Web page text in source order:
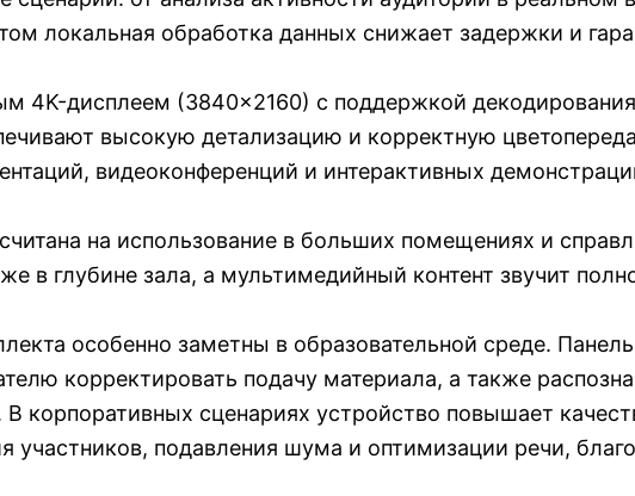
локальная обработка данных снижает задержки и
4K-дисплеем (3840×2160) с поддержкой
высокую детализацию и корректную
видеоконференций и интерактивных
на использование в больших помещениях и
в глубине зала, а мультимедийный контент звучит
особенно заметны в образовательной среде.
корректировать подачу материала, а также
корпоративных сценариях устройство повышает
участников, подавления шума и оптимизации речи,